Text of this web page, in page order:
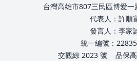
台灣高雄市807三民區博愛
代表人：許順
發言人：李家
統一編號：
交觀綜 2023 號
品保